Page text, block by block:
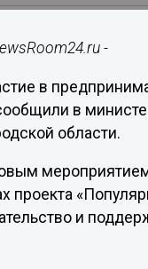
-
в
в
области.
проекта
и